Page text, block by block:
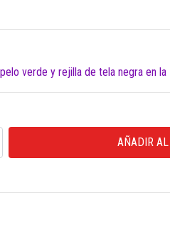
verde y rejilla de tela negra en